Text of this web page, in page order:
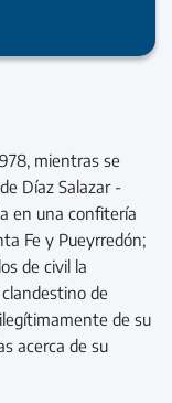
mientras se
Díaz Salazar -
en una confitería
Fe y Pueyrredón;
de civil la
de
de su
acerca de su